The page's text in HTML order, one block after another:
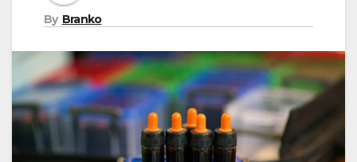
By Branko